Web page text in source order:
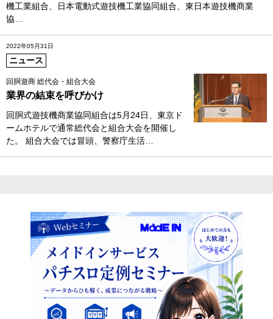
機工業組合、日本電動式遊技機工業協同組合、東日本遊技機商業
協…
2022年05月31日
ニュース
回胴遊商 総代会・組合大会
業界の結束を呼びかけ
回胴式遊技機商業協同組合は5月24日、東京ド
ームホテルで通常総代会と組合大会を開催し
た。 組合大会では冒頭、警察庁生活…